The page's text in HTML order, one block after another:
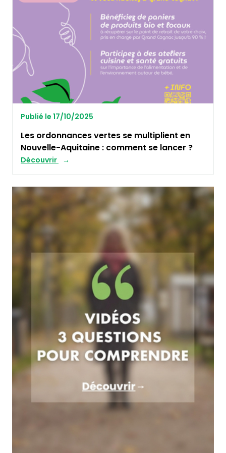
Publié le 17/10/2025
Les ordonnances vertes se multiplient en
Nouvelle-Aquitaine : comment se lancer ?
Découvrir